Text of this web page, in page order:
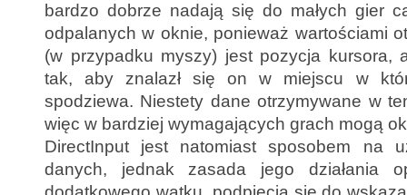
bardzo dobrze nadają się do małych gier
odpalanych w oknie, ponieważ wartościami
(w przypadku myszy) jest pozycja kursora,
tak, aby znalazł się on w miejscu w
spodziewa. Niestety dane otrzymywane w
więc w bardziej wymagających grach mogą
DirectInput jest natomiast sposobem na
danych, jednak zasada jego działania